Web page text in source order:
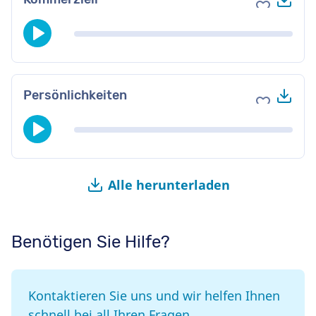
Zu
Persönlichkeiten Zu
Alle herunterladen
Benötigen Sie Hilfe?
Kontaktieren Sie uns und wir helfen Ihnen